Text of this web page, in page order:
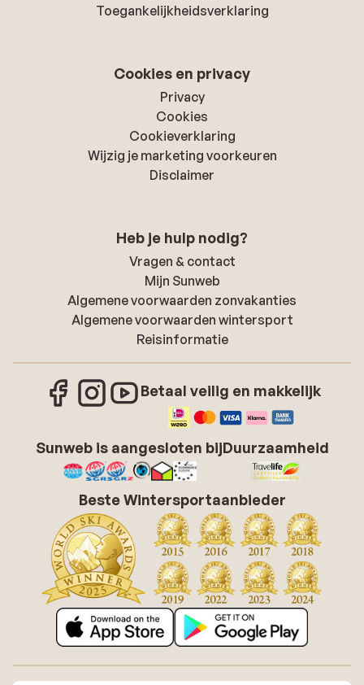
Toegankelijkheidsverklaring
Cookies en privacy
Privacy
Cookies
Cookieverklaring
Wijzig je marketing voorkeuren
Disclaimer
Heb je hulp nodig?
Vragen & contact
Mijn Sunweb
Algemene voorwaarden zonvakanties
Algemene voorwaarden wintersport
Reisinformatie
Betaal veilig en makkelijk
Sunweb is aangesloten bijDuurzaamheid
Beste Wintersportaanbieder